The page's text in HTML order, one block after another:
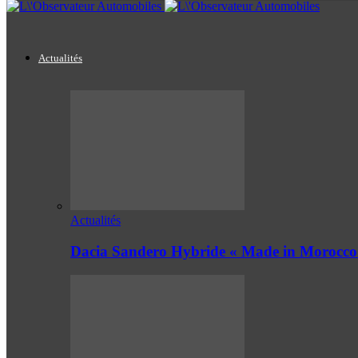
Actualités
Actualités
Dacia Sandero Hybride « Made in